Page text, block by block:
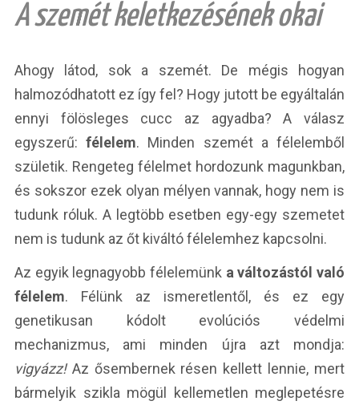
A szemét keletkezésének okai
Ahogy látod, sok a szemét. De mégis hogyan
halmozódhatott ez így fel? Hogy jutott be egyáltalán
ennyi fölösleges cucc az agyadba? A válasz
egyszerű:félelem. Minden szemét a félelemből
születik. Rengeteg félelmet hordozunk magunkban,
és sokszor ezek olyan mélyen vannak, hogy nem is
tudunk róluk. A legtöbb esetben egy-egy szemetet
nem is tudunk az őt kiváltó félelemhez kapcsolni.
Az egyik legnagyobb félelemünk a változástól való
félelem. Félünk az ismeretlentől, és ez egy
genetikusan kódolt evolúciós védelmi
mechanizmus, ami minden újra azt mondja:
vigyázz!Az ősembernek résen kellett lennie, mert
bármelyik szikla mögül kellemetlen meglepetésre